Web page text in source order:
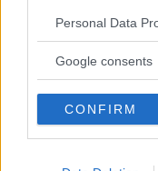
Please note that this
not limited to your
use your data for
consent section.
Personal Data
Google consents
CONFIRM